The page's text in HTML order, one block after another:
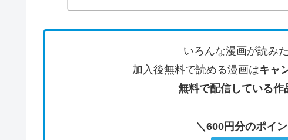
いろんな漫画が読み
加入後無料で読める漫画はキャ
無料で配信している作
＼600円分のポイ